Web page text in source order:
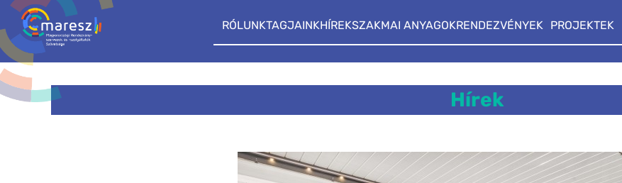
RÓLUNKTAGJAINKHÍREKSZAKMAI ANYAGOKRENDEZVÉNYEK PROJEKTEK
Hírek